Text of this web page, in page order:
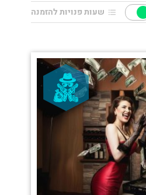
שעות פנויות להזמנה